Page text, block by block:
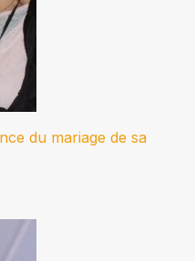
du mariage de sa